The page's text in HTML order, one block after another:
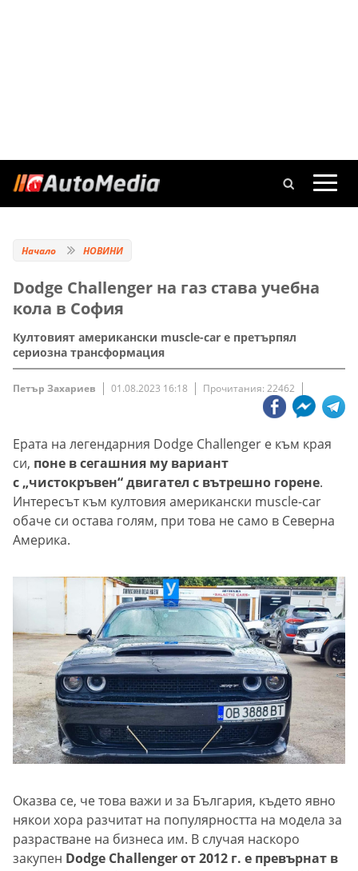
Начало НОВИНИ
Dodge Challenger на газ става учебна
кола в София
Култовият американски muscle-car е претърпял
сериозна трансформация
Петър Захариев 01.08.2023 16:18 Прочитания: 22462
Ерата на легендарния Dodge Challenger е към края
си, поне в сегашния му вариант
с „чистокръвен“ двигател с вътрешно горене.
Интересът към култовия американски muscle-car
обаче си остава голям, при това не само в Северна
Америка.
Оказва се, че това важи и за България, където явно
някои хора разчитат на популярността на модела за
разрастване на бизнеса им. В случая наскоро
закупен Dodge Challenger от 2012 г. е превърнат в